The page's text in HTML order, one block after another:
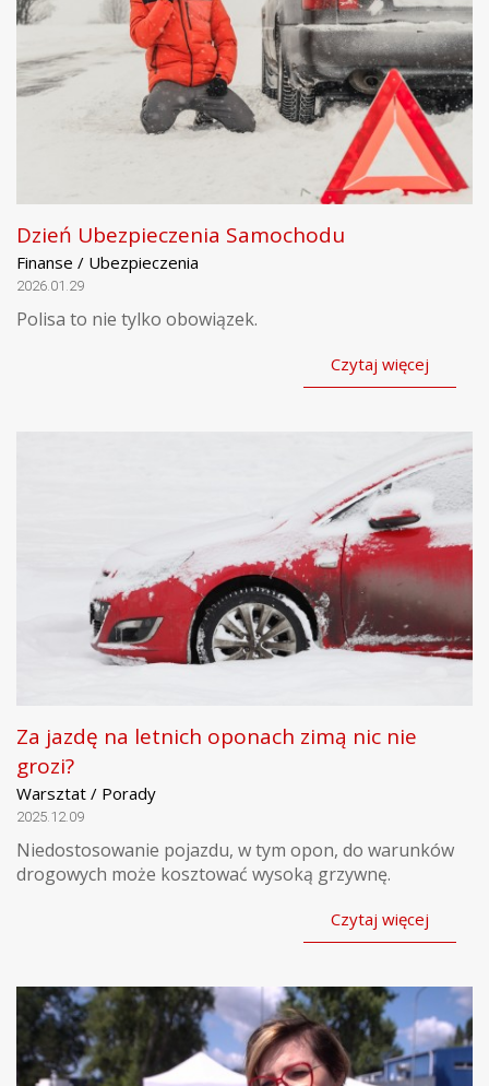
Dzień Ubezpieczenia Samochodu
Finanse / Ubezpieczenia
2026.01.29
Polisa to nie tylko obowiązek.
Czytaj więcej
Za jazdę na letnich oponach zimą nic nie
grozi?
Warsztat / Porady
2025.12.09
Niedostosowanie pojazdu, w tym opon, do warunków
drogowych może kosztować wysoką grzywnę.
Czytaj więcej